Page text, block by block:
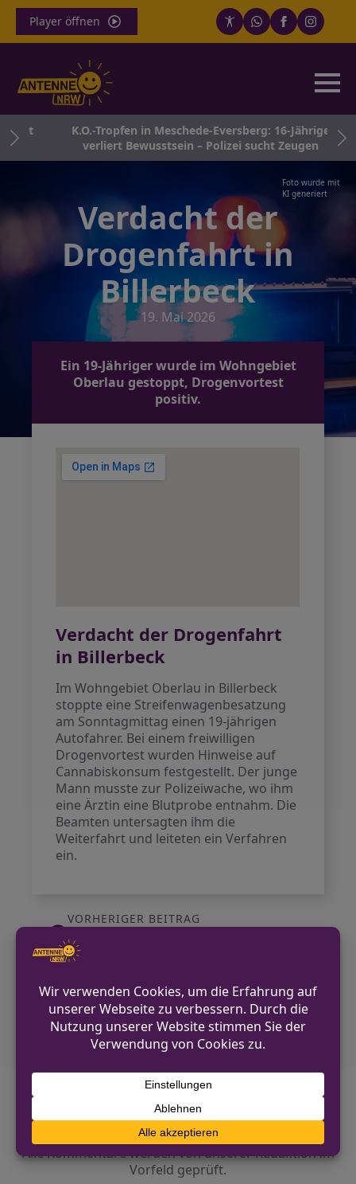
Player öffnen
K.O.-Tropfen in Meschede-Eversberg: 16-Jährige
verliert Bewusstsein – Polizei sucht Zeugen
Foto wurde mit
KI generiert
Verdacht der
Drogenfahrt in
Billerbeck
19. Mai 2026
Ein 19-Jähriger wurde im Wohngebiet
Oberlau gestoppt, Drogenvortest
positiv.
Verdacht der Drogenfahrt
in Billerbeck
Im Wohngebiet Oberlau in Billerbeck
stoppte eine Streifenwagenbesatzung
am Sonntagmittag einen 19-jährigen
Autofahrer. Bei einem freiwilligen
Drogenvortest wurden Hinweise auf
Cannabiskonsum festgestellt. Der junge
Mann musste zur Polizeiwache, wo ihm
eine Ärztin eine Blutprobe entnahm. Die
Beamten untersagten ihm die
Weiterfahrt und leiteten ein Verfahren
ein.
VORHERIGER BEITRAG
sichergestellt
bittet um Hinweise
Diskutiere mit!
Anonym und ganz ohne Anmeldezwang!
Alle Kommentare werden von unserer Redaktion im
Vorfeld geprüft.